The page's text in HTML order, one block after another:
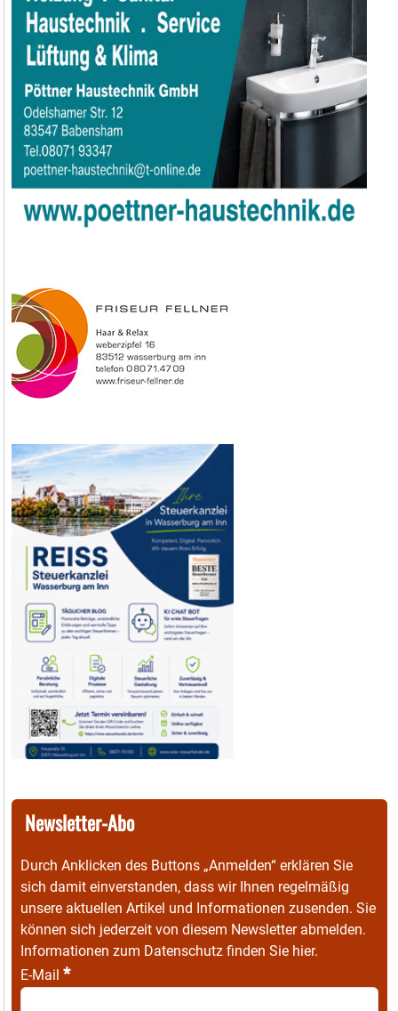
Newsletter-Abo
Durch Anklicken des Buttons „Anmelden“ erklären Sie
sich damit einverstanden, dass wir Ihnen regelmäßig
unsere aktuellen Artikel und Informationen zusenden. Sie
können sich jederzeit von diesem Newsletter abmelden.
Informationen zum Datenschutz finden Sie hier.
E-Mail *